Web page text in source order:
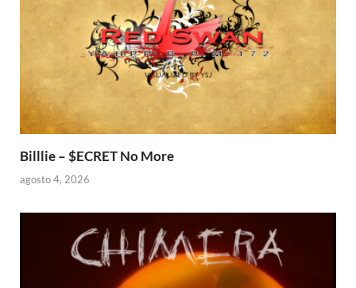
Billlie – $ECRET No More
agosto 4, 2026